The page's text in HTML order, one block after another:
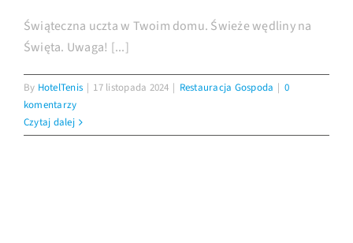
Świąteczna uczta w Twoim domu. Świeże wędliny na
Święta. Uwaga! [...]
By HotelTenis | 17 listopada 2024 | Restauracja Gospoda | 0
komentarzy
Czytaj dalej